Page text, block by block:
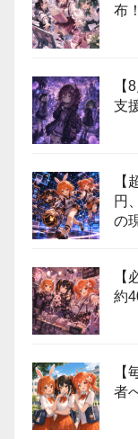
布
支
円
の
【
約
【
者